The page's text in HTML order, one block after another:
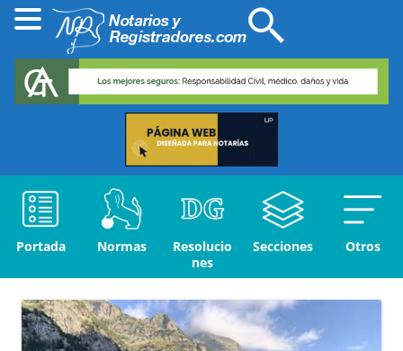
Portada Normas
Resolucio
nes
Secciones Otros